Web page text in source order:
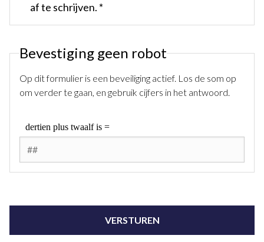
af te schrijven. *
Bevestiging geen robot
Op dit formulier is een beveiliging actief. Los de som op
om verder te gaan, en gebruik cijfers in het antwoord.